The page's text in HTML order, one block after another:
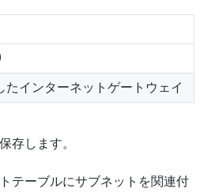
たインターネットゲートウェイ
存します。
テーブルにサブネットを関連付